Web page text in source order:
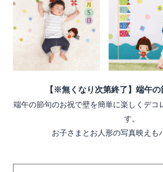
【※無くなり次第終了】端午
端午の節句のお祝で壁を簡単に楽しくデコ
す。
お子さまとお人形の写真映えも